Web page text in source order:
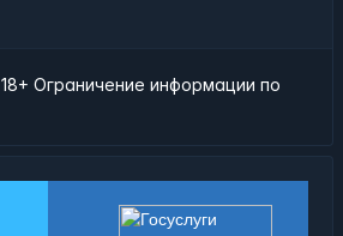
18+ Ограничение информации по